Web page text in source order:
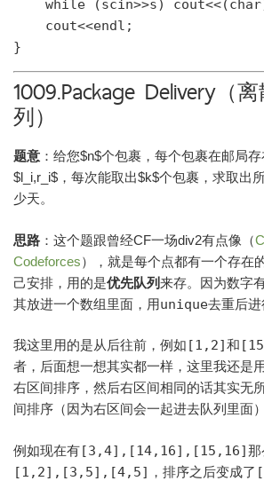
while (scin>>s)
    cout<<endl;
1009.Package Delivery（
列）
题意 ：给您$n$个包裹，每个包裹在邮局
$l_i,r_i$，每次能取出$k$个包裹，求取出
少天。
思路 ：这个题跟曾经CF一场div2有点像（
Codeforces），就是每个点都有一个存在
己安排，用的是优先队列来存。因为数字
其放进一个数组里面，用unique去重后进
我这里用的是从后往前，例如 [1,2] 和
者，后面想一想其实都一样，这里我还是
右区间排序，然后右区间相同的话其实无
间排序（因为右区间会一起进去队列里面）
例如现在有[3,4],[14,16],[15,16]那
[1,2],[3,5],[4,5] ，排序之后变成了